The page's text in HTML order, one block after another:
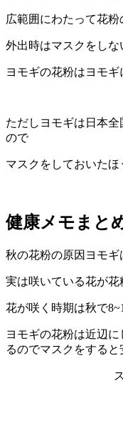
広範囲にわたって花
外出時はマスクをしな
ヨモギの花粉はヨモギ
ただしヨモギは日本
ので
マスクをしておいたほ
健康メモまと
秋の花粉の原因ヨモギ
実は咲いている花が花
花が咲く時期は秋で
ヨモギの花粉は近辺
るのでマスクをすると